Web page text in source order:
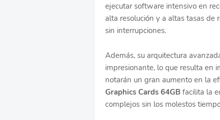
ejecutar software intensivo en
alta resolución y a altas tasas de
sin interrupciones.
Además, su arquitectura
impresionante, lo que resulta en
notarán un gran aumento en la
Graphics Cards 64GB facilita la
complejos sin los molestos